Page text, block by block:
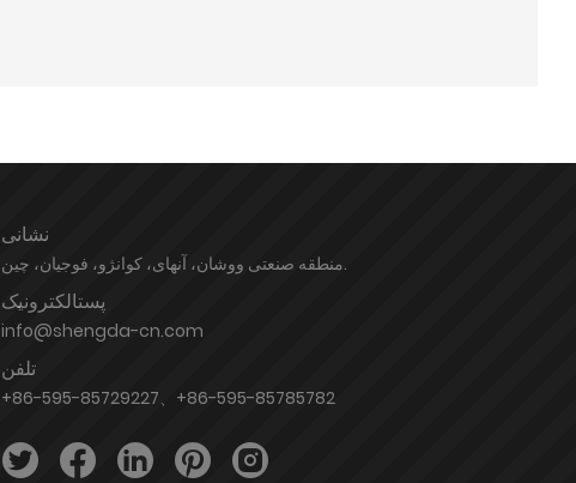
نشانی
منطقه صنعتی ووشان، آنهای، کوانژو، فوجیان، چین.
پستالکترونیک
info@shengda-cn.com
تلفن
+86-595-85729227、+86-595-85785782